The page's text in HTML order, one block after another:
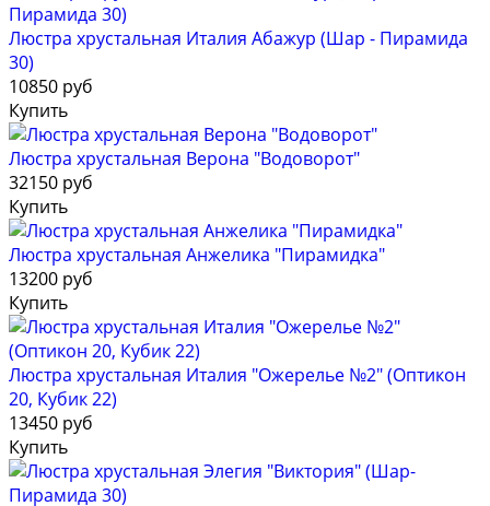
Люстра хрустальная Италия Абажур (Шар - Пирамида
30)
10850 руб
Купить
Люстра хрустальная Верона "Водоворот"
32150 руб
Купить
Люстра хрустальная Анжелика "Пирамидка"
13200 руб
Купить
Люстра хрустальная Италия "Ожерелье №2" (Оптикон
20, Кубик 22)
13450 руб
Купить